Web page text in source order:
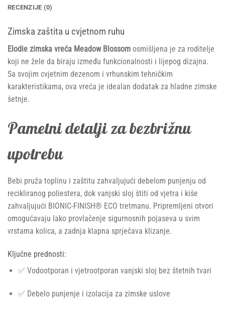
RECENZIJE (0)
Zimska zaštita u cvjetnom ruhu
Elodie zimska vreća Meadow Blossom osmišljena je za roditelje
koji ne žele da biraju između funkcionalnosti i lijepog dizajna.
Sa svojim cvjetnim dezenom i vrhunskim tehničkim
karakteristikama, ova vreća je idealan dodatak za hladne zimske
šetnje.
Pametni detalji za bezbrižnu
upotrebu
Bebi pruža toplinu i zaštitu zahvaljujući debelom punjenju od
recikliranog poliestera, dok vanjski sloj štiti od vjetra i kiše
zahvaljujući BIONIC-FINISH® ECO tretmanu. Pripremljeni otvori
omogućavaju lako provlačenje sigurnosnih pojaseva u svim
vrstama kolica, a zadnja klapna sprječava klizanje.
Ključne prednosti:
✅ Vodootporan i vjetrootporan vanjski sloj bez štetnih tvari
✅ Debelo punjenje i izolacija za zimske uslove